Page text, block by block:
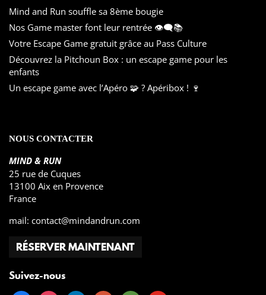
Mind and Run souffle sa 8ème bougie
Nos Game master font leur rentrée 👁️‍🗨️📚
Votre Escape Game gratuit grâce au Pass Culture
Découvrez la Pitchoun Box : un escape game pour les
enfants
Un escape game avec l’Apéro 🧩 ? Apéribox ! 🍷
NOUS CONTACTER
MIND & RUN
25 rue de Cuques
13100 Aix en Provence
France
mail: contact@mindandrun.com
RÉSERVER MAINTENANT
Suivez-nous